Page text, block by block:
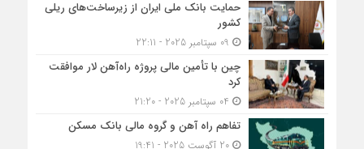
حمایت بانک ملی ایران از زیرساخت‌های ریلی
کشور
چین با تأمین مالی پروژه راه‌آهن لار موافقت
کرد
تفاهم راه آهن و گروه مالی بانک مسکن
20 آگوست 2025 - 19:41